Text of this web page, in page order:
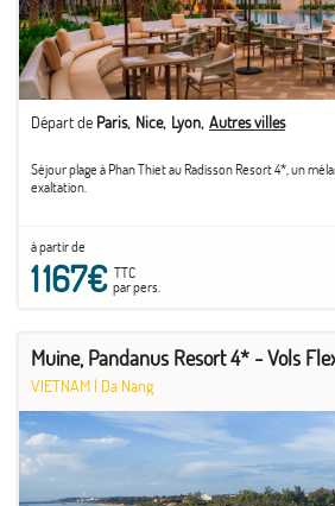
Départ de Paris Nice Lyon Autres villes
Séjour plage à Phan Thiet au Radisson Resort 4*, un
exaltation.
à partir de
1 167€TTC
par pers.
Muine, Pandanus Resort 4* - Vols
VIETNAM | Da Nang